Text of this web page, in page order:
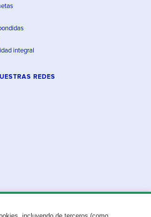
integral
REDES